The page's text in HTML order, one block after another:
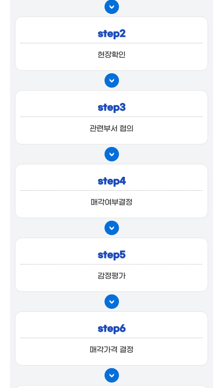
step2
현장확인
step3
관련부서 협의
step4
매각여부결정
step5
감정평가
step6
매각가격 결정